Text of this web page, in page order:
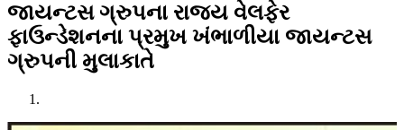
જાયન્ટસ ગ્રુપના રાજય વેલફેર
ફાઉન્ડેશનના પ્રમુખ ખંભાળીયા જાયન્ટસ
ગ્રુપની મુલાકાતે